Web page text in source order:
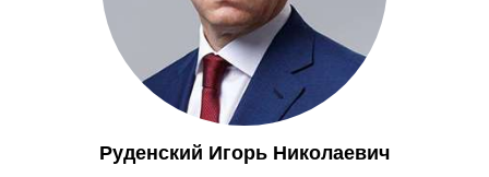
Руденский Игорь Николаевич